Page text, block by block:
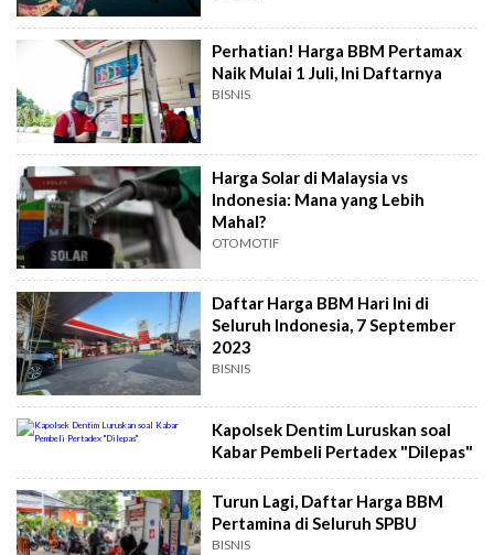
Perhatian! Harga BBM Pertamax
Naik Mulai 1 Juli, Ini Daftarnya
BISNIS
Harga Solar di Malaysia vs
Indonesia: Mana yang Lebih
Mahal?
OTOMOTIF
Daftar Harga BBM Hari Ini di
Seluruh Indonesia, 7 September
2023
BISNIS
Kapolsek Dentim Luruskan soal
Kabar Pembeli Pertadex "Dilepas"
Turun Lagi, Daftar Harga BBM
Pertamina di Seluruh SPBU
BISNIS